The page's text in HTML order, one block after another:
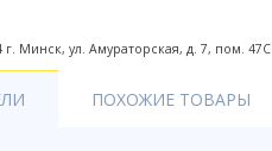
Минск, ул. Амураторская, д. 7, пом. 47С
ПОХОЖИЕ ТОВАРЫ